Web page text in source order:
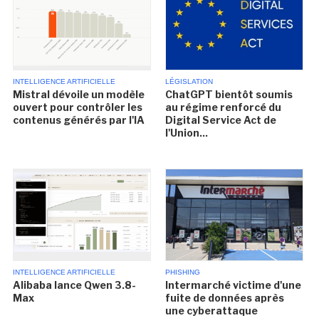
INTELLIGENCE ARTIFICIELLE
Mistral dévoile un modèle
ouvert pour contrôler les
contenus générés par l'IA
LÉGISLATION
ChatGPT bientôt soumis
au régime renforcé du
Digital Service Act de
l'Union...
INTELLIGENCE ARTIFICIELLE
Alibaba lance Qwen 3.8-
Max
PHISHING
Intermarché victime d'une
fuite de données après
une cyberattaque